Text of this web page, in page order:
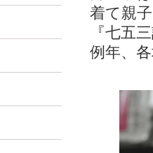
着て親
『七五
例年、